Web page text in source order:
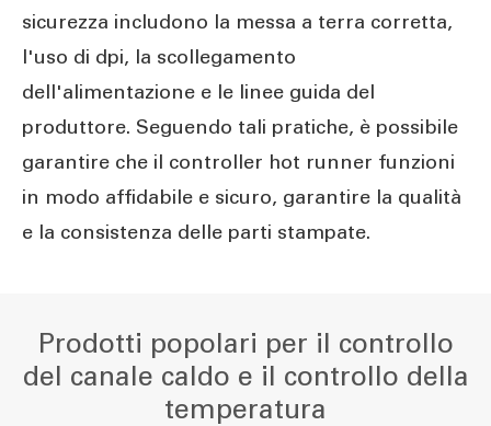
sicurezza includono la messa a terra corretta,
l'uso di dpi, la scollegamento
dell'alimentazione e le linee guida del
produttore. Seguendo tali pratiche, è possibile
garantire che il controller hot runner funzioni
in modo affidabile e sicuro, garantire la qualità
e la consistenza delle parti stampate.
Prodotti popolari per il controllo
del canale caldo e il controllo della
temperatura